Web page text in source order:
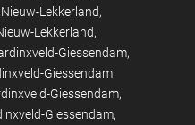
Lekkerland
Lekkerland
Giessendam
Giessendam
Giessendam
Giessendam